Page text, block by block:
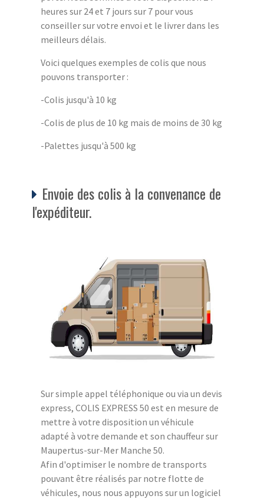
heures sur 24 et 7 jours sur 7 pour vous
conseiller sur votre envoi et le livrer dans les
meilleurs délais.
Voici quelques exemples de colis que nous
pouvons transporter :
-Colis jusqu'à 10 kg
-Colis de plus de 10 kg mais de moins de 30 kg
-Palettes jusqu'à 500 kg
Envoie des colis à la convenance de
l'expéditeur.
Sur simple appel téléphonique ou via un devis
express, COLIS EXPRESS 50 est en mesure de
mettre à votre disposition un véhicule
adapté à votre demande et son chauffeur sur
Maupertus-sur-Mer Manche 50.
Afin d'optimiser le nombre de transports
pouvant être réalisés par notre flotte de
véhicules, nous nous appuyons sur un logiciel